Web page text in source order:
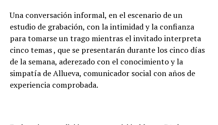
Una conversación informal, en el escenario de un
estudio de grabación, con la intimidad y la confianza
para tomarse un trago mientras el invitado interpreta
cinco temas , que se presentarán durante los cinco días
de la semana, aderezado con el conocimiento y la
simpatía de Allueva, comunicador social con años de
experiencia comprobada.